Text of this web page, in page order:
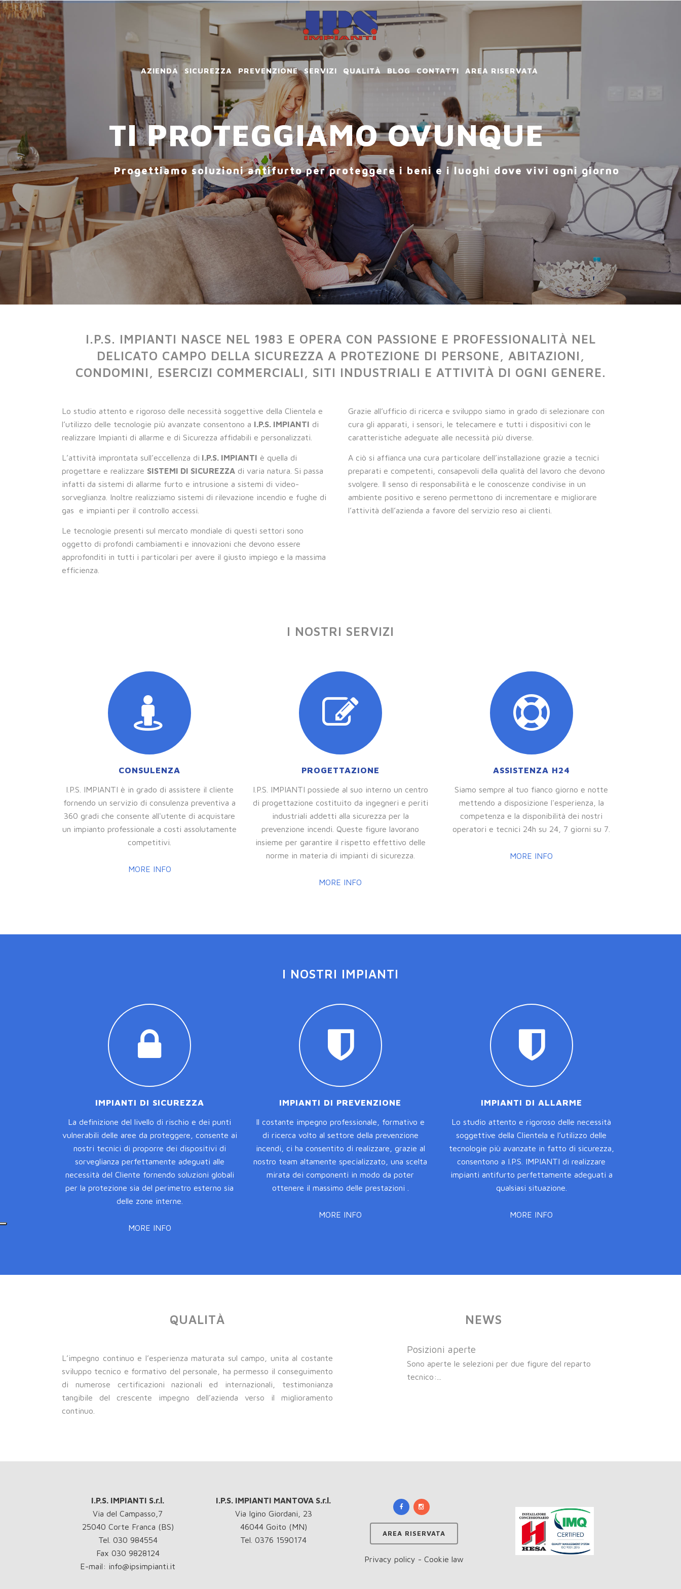
AZIENDA SICUREZZA PREVENZIONE SERVIZI QUALITÀ BLOG CONTATTI AREA RISERVATA
TI PROTEGGIAMO OVUNQUE
Progettiamo soluzioni antifurto per proteggere i beni e i luoghi dove vivi ogni giorno
I.P.S. IMPIANTI NASCE NEL 1983 E OPERA CON PASSIONE E PROFESSIONALITÀ NEL
DELICATO CAMPO DELLA SICUREZZA A PROTEZIONE DI PERSONE, ABITAZIONI,
CONDOMINI, ESERCIZI COMMERCIALI, SITI INDUSTRIALI E ATTIVITÀ DI OGNI GENERE.
Lo studio attento e rigoroso delle necessità soggettive della Clientela e
l’utilizzo delle tecnologie più avanzate consentono a I.P.S. IMPIANTI di
realizzare Impianti di allarme e di Sicurezza affidabili e personalizzati.
L’attività improntata sull’eccellenza di I.P.S. IMPIANTI è quella di
progettare e realizzare SISTEMI DI SICUREZZA di varia natura. Si passa
infatti da sistemi di allarme furto e intrusione a sistemi di video-
sorveglianza. Inoltre realizziamo sistemi di rilevazione incendio e fughe di
gas e impianti per il controllo accessi.
Le tecnologie presenti sul mercato mondiale di questi settori sono
oggetto di profondi cambiamenti e innovazioni che devono essere
approfonditi in tutti i particolari per avere il giusto impiego e la massima
efficienza.
Grazie all’ufficio di ricerca e sviluppo siamo in grado di selezionare con
cura gli apparati, i sensori, le telecamere e tutti i dispositivi con le
caratteristiche adeguate alle necessità più diverse.
A ciò si affianca una cura particolare dell’installazione grazie a tecnici
preparati e competenti, consapevoli della qualità del lavoro che devono
svolgere. Il senso di responsabilità e le conoscenze condivise in un
ambiente positivo e sereno permettono di incrementare e migliorare
l’attività dell’azienda a favore del servizio reso ai clienti.
I NOSTRI SERVIZI
CONSULENZA
I.P.S. IMPIANTI è in grado di assistere il cliente
fornendo un servizio di consulenza preventiva a
360 gradi che consente all'utente di acquistare
un impianto professionale a costi assolutamente
competitivi.
MORE INFO
PROGETTAZIONE
I.P.S. IMPIANTI possiede al suo interno un centro
di progettazione costituito da ingegneri e periti
industriali addetti alla sicurezza per la
prevenzione incendi. Queste figure lavorano
insieme per garantire il rispetto effettivo delle
norme in materia di impianti di sicurezza.
MORE INFO
ASSISTENZA H24
Siamo sempre al tuo fianco giorno e notte
mettendo a disposizione l'esperienza, la
competenza e la disponibilità dei nostri
operatori e tecnici 24h su 24, 7 giorni su 7.
MORE INFO
I NOSTRI IMPIANTI
IMPIANTI DI SICUREZZA
La definizione del livello di rischio e dei punti
vulnerabili delle aree da proteggere, consente ai
nostri tecnici di proporre dei dispositivi di
sorveglianza perfettamente adeguati alle
necessità del Cliente fornendo soluzioni globali
per la protezione sia del perimetro esterno sia
delle zone interne.
MORE INFO
IMPIANTI DI PREVENZIONE
ll costante impegno professionale, formativo e
di ricerca volto al settore della prevenzione
incendi, ci ha consentito di realizzare, grazie al
nostro team altamente specializzato, una scelta
mirata dei componenti in modo da poter
ottenere il massimo delle prestazioni .
MORE INFO
IMPIANTI DI ALLARME
Lo studio attento e rigoroso delle necessità
soggettive della Clientela e l’utilizzo delle
tecnologie più avanzate in fatto di sicurezza,
consentono a I.P.S. IMPIANTI di realizzare
impianti antifurto perfettamente adeguati a
qualsiasi situazione.
MORE INFO
QUALITÀ
L’impegno continuo e l’esperienza maturata sul campo, unita al costante
sviluppo tecnico e formativo del personale, ha permesso il conseguimento
di numerose certificazioni nazionali ed internazionali, testimonianza
tangibile del crescente impegno dell’azienda verso il miglioramento
continuo.
NEWS
Posizioni aperte
Sono aperte le selezioni per due figure del reparto
tecnico:...
I.P.S. IMPIANTI S.r.l.
Via del Campasso,7
25040 Corte Franca (BS)
Tel. 030 984554
Fax 030 9828124
E-mail: info@ipsimpianti.it
I.P.S. IMPIANTI MANTOVA S.r.l.
Via Igino Giordani, 23
46044 Goito (MN)
Tel. 0376 1590174
AREA RISERVATA
Privacy policy - Cookie law